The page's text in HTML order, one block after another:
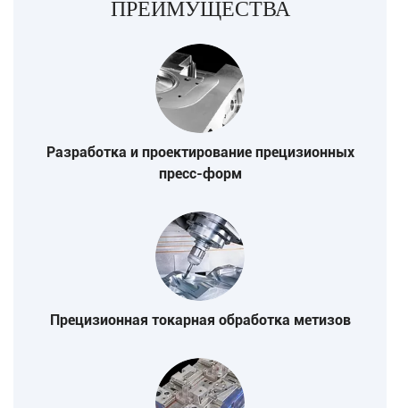
ПРЕИМУЩЕСТВА
Разработка и проектирование прецизионных
пресс-форм
Прецизионная токарная обработка метизов